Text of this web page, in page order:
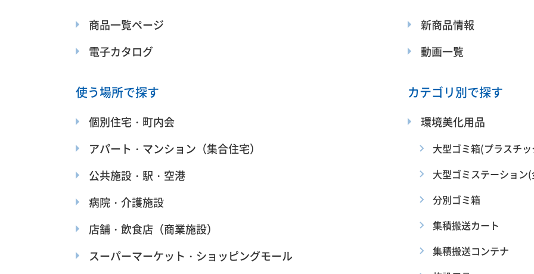
商品一覧ページ
新商品情報
電子カタログ
動画一覧
使う場所で探す
個別住宅・町内会
アパート・マンション（集合住宅）
公共施設・駅・空港
病院・介護施設
店舗・飲食店（商業施設）
スーパーマーケット・ショッピングモール
カテゴリ別で探す
環境美化用品
大型ゴミ箱(プラスチ
大型ゴミステーション
分別ゴミ箱
集積搬送カート
集積搬送コンテナ